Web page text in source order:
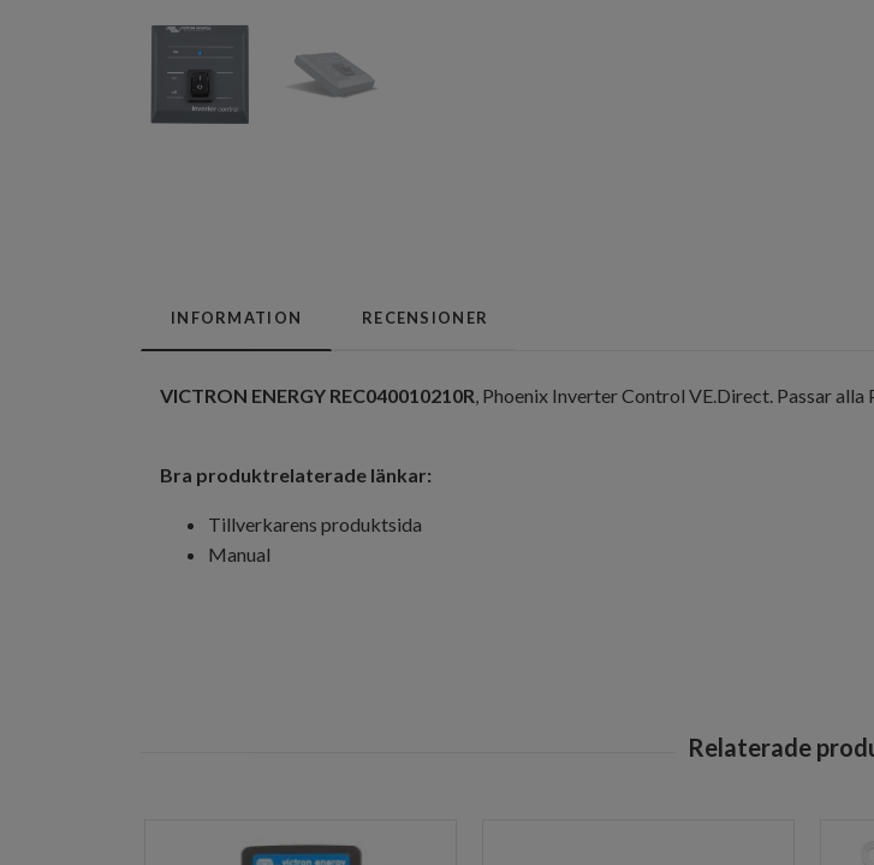
INFORMATION RECENSIONER
VICTRON ENERGY REC040010210R, Phoenix Inverter Control VE.Direct. Passar
Bra produktrelaterade länkar:
Tillverkarens produktsida
Manual